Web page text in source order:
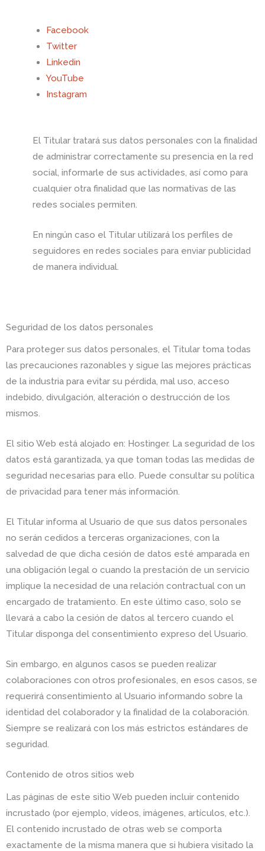
Facebook
Twitter
Linkedin
YouTube
Instagram
El Titular tratará sus datos personales con la finalidad
de administrar correctamente su presencia en la red
social, informarle de sus actividades, así como para
cualquier otra finalidad que las normativas de las
redes sociales permiten.
En ningún caso el Titular utilizará los perfiles de
seguidores en redes sociales para enviar publicidad
de manera individual.
Seguridad de los datos personales
Para proteger sus datos personales, el Titular toma todas
las precauciones razonables y sigue las mejores prácticas
de la industria para evitar su pérdida, mal uso, acceso
indebido, divulgación, alteración o destrucción de los
mismos.
El sitio Web está alojado en: Hostinger. La seguridad de los
datos está garantizada, ya que toman todas las medidas de
seguridad necesarias para ello. Puede consultar su política
de privacidad para tener más información.
El Titular informa al Usuario de que sus datos personales
no serán cedidos a terceras organizaciones, con la
salvedad de que dicha cesión de datos esté amparada en
una obligación legal o cuando la prestación de un servicio
implique la necesidad de una relación contractual con un
encargado de tratamiento. En este último caso, solo se
llevará a cabo la cesión de datos al tercero cuando el
Titular disponga del consentimiento expreso del Usuario.
Sin embargo, en algunos casos se pueden realizar
colaboraciones con otros profesionales, en esos casos, se
requerirá consentimiento al Usuario informando sobre la
identidad del colaborador y la finalidad de la colaboración.
Siempre se realizará con los más estrictos estándares de
seguridad.
Contenido de otros sitios web
Las páginas de este sitio Web pueden incluir contenido
incrustado (por ejemplo, vídeos, imágenes, artículos, etc.).
El contenido incrustado de otras web se comporta
exactamente de la misma manera que si hubiera visitado la